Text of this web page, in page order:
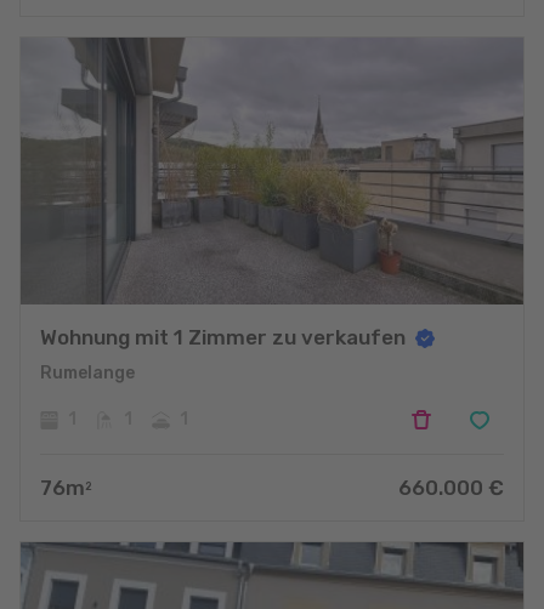
Wohnung mit 1 Zimmer zu verkaufen
Rumelange
76m 2 660.000 €